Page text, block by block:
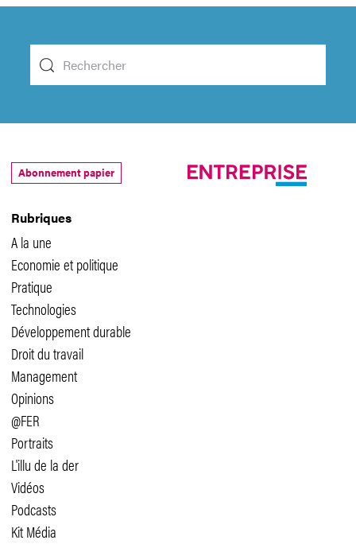
Rubriques
A la une
Economie et politique
Pratique
Technologies
Développement durable
Droit du travail
Management
Opinions
@FER
Portraits
L'illu de la der
Vidéos
Podcasts
Kit Média
Abonnement papier